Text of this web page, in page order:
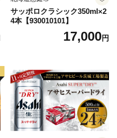
サッポロクラシック350ml×2
4本【930010101】
17,000円